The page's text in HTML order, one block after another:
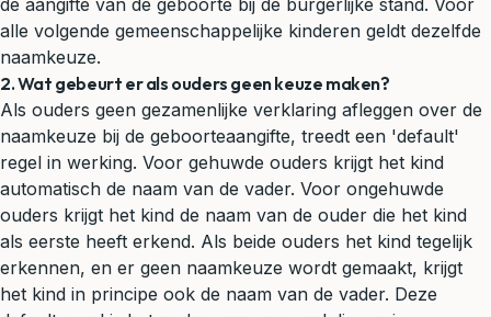
de aangifte van de geboorte bij de burgerlijke stand. Voor
alle volgende gemeenschappelijke kinderen geldt dezelfde
naamkeuze.
2. Wat gebeurt er als ouders geen keuze maken?
Als ouders geen gezamenlijke verklaring afleggen over de
naamkeuze bij de geboorteaangifte, treedt een 'default'
regel in werking. Voor gehuwde ouders krijgt het kind
automatisch de naam van de vader. Voor ongehuwde
ouders krijgt het kind de naam van de ouder die het kind
als eerste heeft erkend. Als beide ouders het kind tegelijk
erkennen, en er geen naamkeuze wordt gemaakt, krijgt
het kind in principe ook de naam van de vader. Deze